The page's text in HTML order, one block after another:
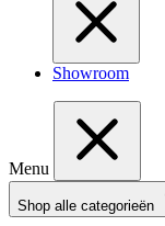
Showroom
Menu
Shop alle categorieën